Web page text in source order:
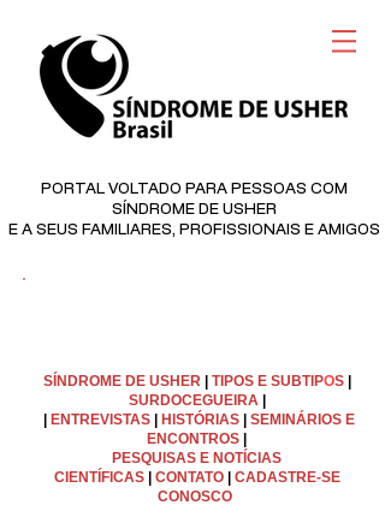
PORTAL VOLTADO PARA PESSOAS COM
SÍNDROME DE USHER
E A SEUS FAMILIARES, PROFISSIONAIS E AMIGOS
©
SÍNDROME DE USHER TIPOS E SUBTIPOS
SURDOCEGUEIRA
ENTREVISTAS HISTÓRIAS| SEMINÁRIOS E
ENCONTROS
PESQUISAS E NOTÍCIAS
CIENTÍFICAS
CONTATO
CADASTRE-SE
CONOSCO